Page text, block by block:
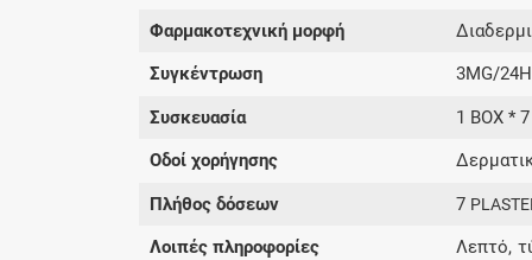
Φαρμακοτεχνική μορφή
Συγκέντρωση 3MG/24H
Συσκευασία 1 BOX *
Οδοί χορήγησης
Πλήθος δόσεων 7
Λοιπές πληροφορίες
Λεπτό,